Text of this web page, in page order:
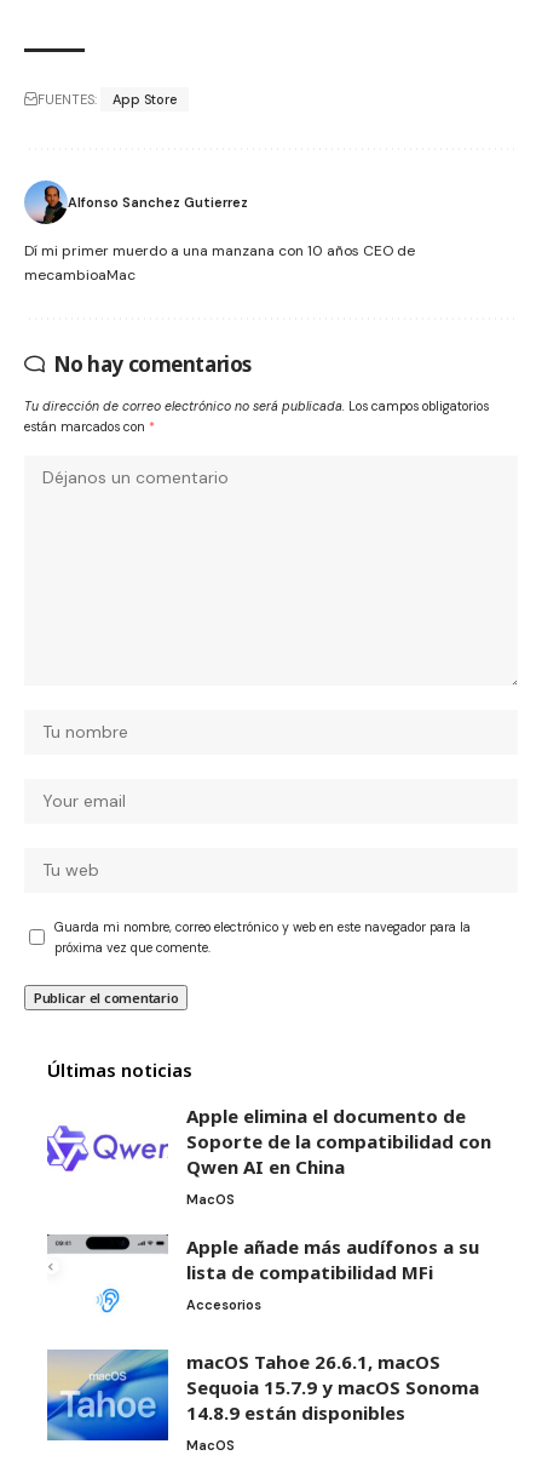
FUENTES: App Store
Alfonso Sanchez Gutierrez
Dí mi primer muerdo a una manzana con 10 años CEO de
mecambioaMac
No hay comentarios
Tu dirección de correo electrónico no será publicada. Los campos obligatorios
están marcados con *
Guarda mi nombre, correo electrónico y web en este navegador para la
próxima vez que comente.
Últimas noticias
Apple elimina el documento de
Soporte de la compatibilidad con
Qwen AI en China
MacOS
Apple añade más audífonos a su
lista de compatibilidad MFi
Accesorios
macOS Tahoe 26.6.1, macOS
Sequoia 15.7.9 y macOS Sonoma
14.8.9 están disponibles
MacOS